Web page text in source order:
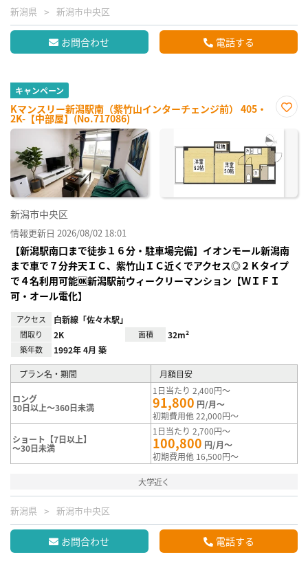
新潟県 新潟市中央区
お問合わせ 電話する
キャンペーン
Kマンスリー新潟駅南（紫竹山インターチェンジ前） 405・
2K-【中部屋】(No.717086)
に入
録
新潟市中央区
情報更新日 2026/08/02 18:01
【新潟駅南口まで徒歩１６分・駐車場完備】イオンモール新潟南
まで車で７分弁天ＩＣ、紫竹山ＩＣ近くでアクセス◎２Ｋタイプ
で４名利用可能🆗新潟駅前ウィークリーマンション【ＷＩＦＩ
可・オール電化】
アクセス 白新線「佐々木駅」
間取り 2K 面積 32m²
築年数 1992年 4月 築
プラン名・期間 月額目安
ロング
30日以上～360日未満
1日当たり 2,400円～
91,800 円/月～
初期費用他 22,000円～
ショート【7日以上】
～30日未満
1日当たり 2,700円～
100,800 円/月～
初期費用他 16,500円～
大学近く
新潟県 新潟市中央区
お問合わせ 電話する